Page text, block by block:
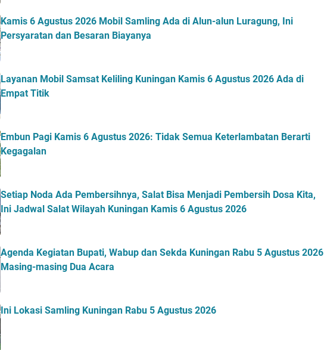
Kamis 6 Agustus 2026 Mobil Samling Ada di Alun-alun Luragung, Ini
Persyaratan dan Besaran Biayanya
Layanan Mobil Samsat Keliling Kuningan Kamis 6 Agustus 2026 Ada di
Empat Titik
Embun Pagi Kamis 6 Agustus 2026: Tidak Semua Keterlambatan Berarti
Kegagalan
Setiap Noda Ada Pembersihnya, Salat Bisa Menjadi Pembersih Dosa Kita,
Ini Jadwal Salat Wilayah Kuningan Kamis 6 Agustus 2026
Agenda Kegiatan Bupati, Wabup dan Sekda Kuningan Rabu 5 Agustus 2026
Masing-masing Dua Acara
Ini Lokasi Samling Kuningan Rabu 5 Agustus 2026